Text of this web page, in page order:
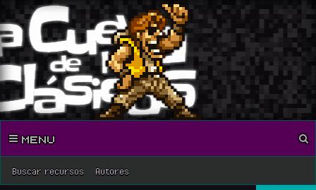
Buscar recursos Autores
MENU